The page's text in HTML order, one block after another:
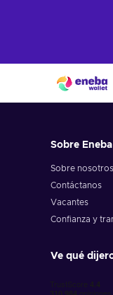
Sobre Eneba
Sobre nosotros
Contáctanos
Vacantes
Confianza y
Ve qué